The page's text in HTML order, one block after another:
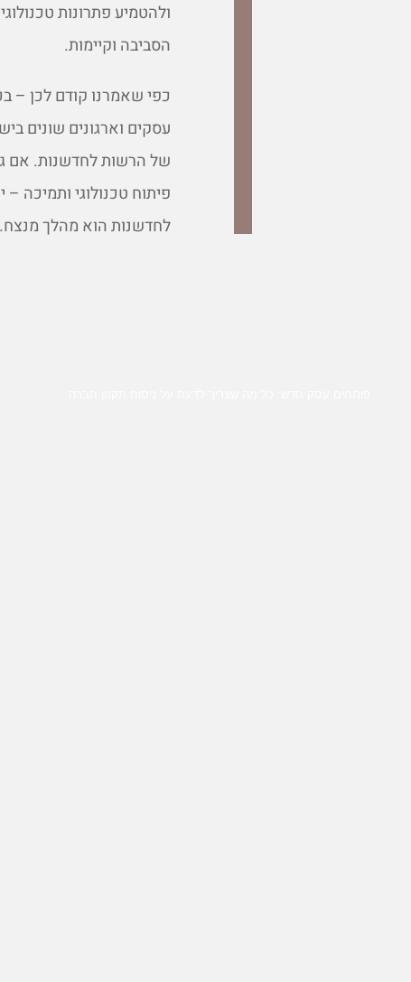
ולהטמיע פתרונות
הסביבה וקיימות.
כפי שאמרנו קודם לכן –
עסקים וארגונים שונים
של הרשות לחדשנות. אם
פיתוח טכנולוגי ותמיכה
לחדשנות הוא מהלך מנצח.